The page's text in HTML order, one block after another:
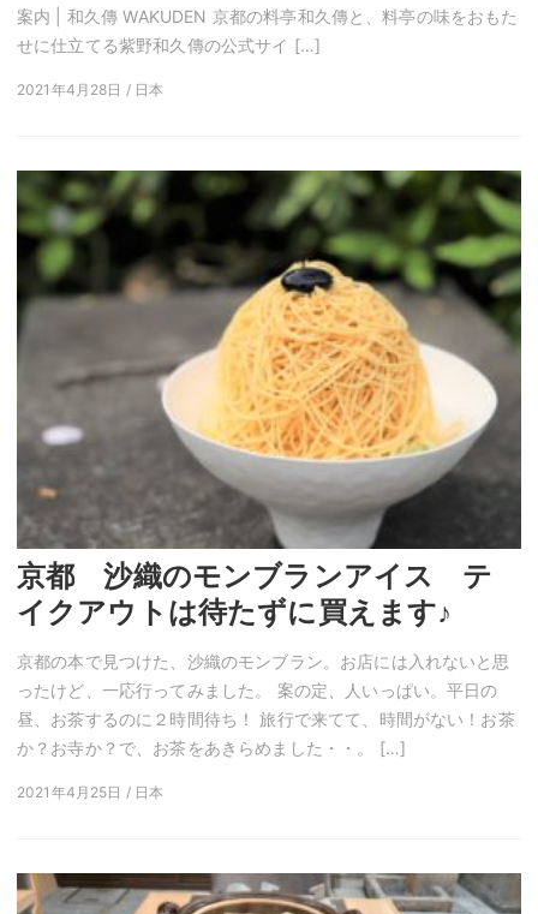
案内 | 和久傳 WAKUDEN 京都の料亭和久傳と、料亭の味をおもた
せに仕立てる紫野和久傳の公式サイ […]
2021年4月28日 / 日本
京都 沙織のモンブランアイス テ
イクアウトは待たずに買えます♪
京都の本で見つけた、沙織のモンブラン。お店には入れないと思
ったけど、一応行ってみました。 案の定、人いっぱい。平日の
昼、お茶するのに２時間待ち！ 旅行で来てて、時間がない！お茶
か？お寺か？で、お茶をあきらめました・・。 […]
2021年4月25日 / 日本